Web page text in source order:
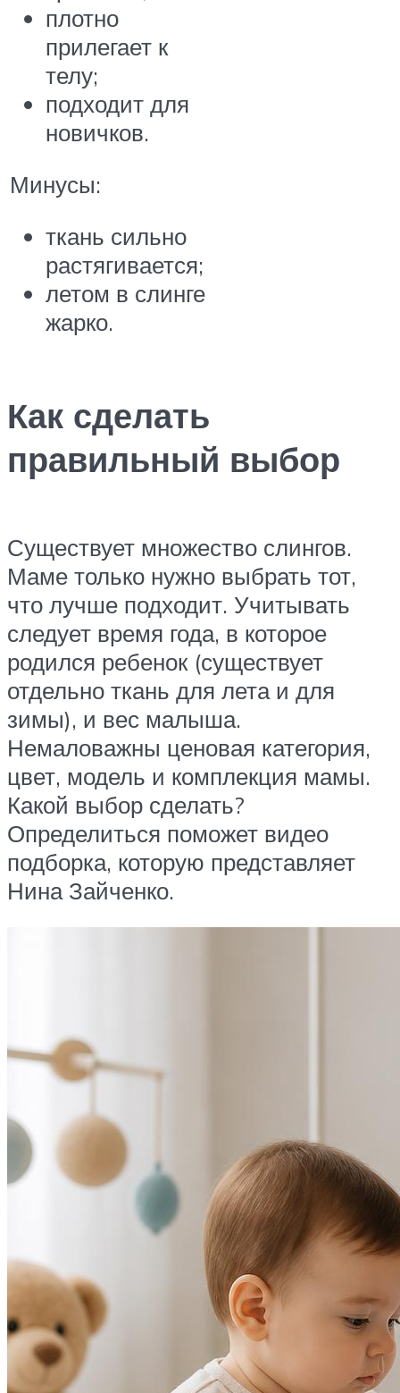
плотно
прилегает к
телу;
подходит для
новичков.
Минусы:
ткань сильно
растягивается;
летом в слинге
жарко.
Как сделать
правильный выбор
Существует множество слингов.
Маме только нужно выбрать тот,
что лучше подходит. Учитывать
следует время года, в которое
родился ребенок (существует
отдельно ткань для лета и для
зимы), и вес малыша.
Немаловажны ценовая категория,
цвет, модель и комплекция мамы.
Какой выбор сделать?
Определиться поможет видео
подборка, которую представляет
Нина Зайченко.